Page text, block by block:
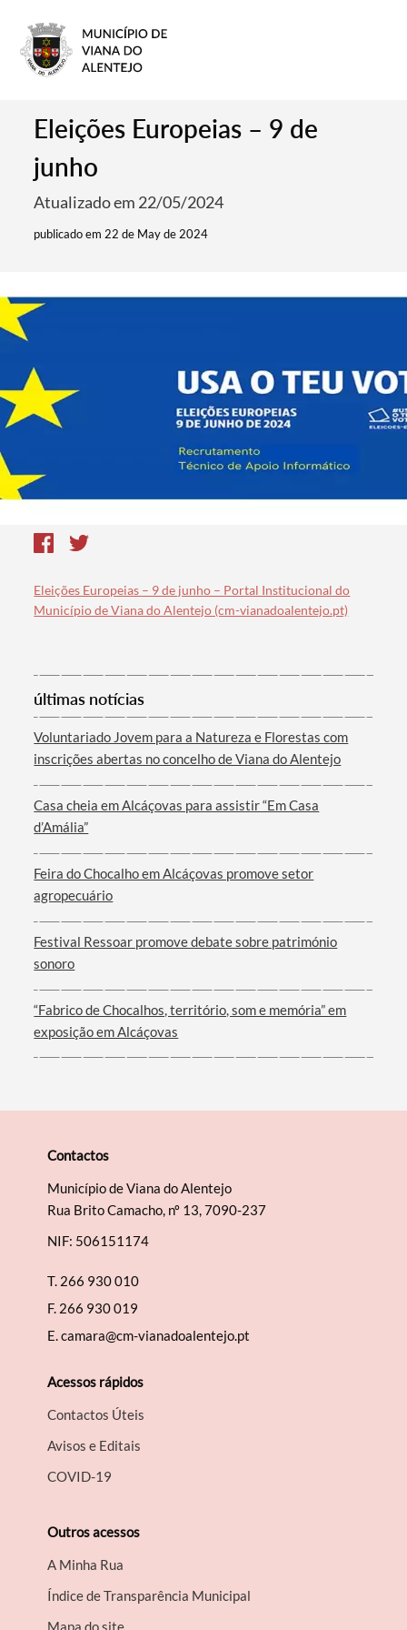
Termo de Pesquisa
Categorias gerais
Eleições Europeias – 9 de
junho
Atualizado em 22/05/2024
publicado em 22 de May de 2024
Eleições Europeias – 9 de junho – Portal Institucional do
Município de Viana do Alentejo (cm-vianadoalentejo.pt)
últimas notícias
Voluntariado Jovem para a Natureza e Florestas com
inscrições abertas no concelho de Viana do Alentejo
Casa cheia em Alcáçovas para assistir “Em Casa
d’Amália”
Feira do Chocalho em Alcáçovas promove setor
agropecuário
Festival Ressoar promove debate sobre património
sonoro
“Fabrico de Chocalhos, território, som e memória” em
exposição em Alcáçovas
Contactos
Município de Viana do Alentejo
Rua Brito Camacho, nº 13, 7090-237
NIF: 506151174
T. 266 930 010
F. 266 930 019
E.camara@cm-vianadoalentejo.pt
Acessos rápidos
Contactos Úteis
Avisos e Editais
COVID-19
Outros acessos
A Minha Rua
Índice de Transparência Municipal
Mapa do site